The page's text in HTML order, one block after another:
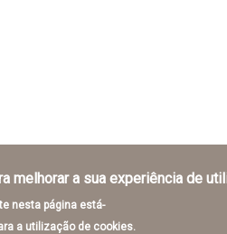
© 2026
melhorar a sua experiência de
nesta página está-
a utilização de cookies.